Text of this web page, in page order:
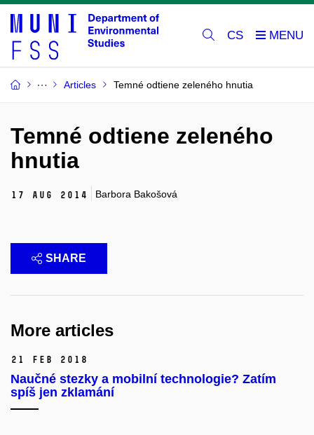
CS
Articles Temné odtiene zeleného hnutia
Temné odtiene zeleného
hnutia
17 Aug 2014 Barbora Bakošová
SHARE
More articles
21 Feb 2018
Naučné stezky a mobilní technologie? Zatím
spíš jen zklamání